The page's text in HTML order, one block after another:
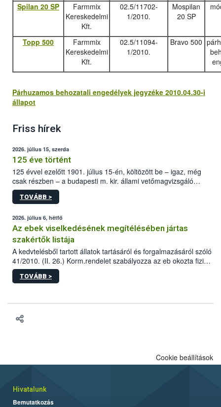
Spilan 20 SP
Farmmix
Kereskedelmi
Kft.
02.5/11702-
1/2010.
Mospilan
20 SP
Topp 500
Farmmix
Kereskedelmi
Kft.
02.5/11094-
1/2010.
Bravo 500
Párhuzamos behozatali engedélyek jegyzéke 2010.04.30-i
állapot
Friss hírek
2026. július 15, szerda
125 éve történt
125 évvel ezelőtt 1901. július 15-én, költözött be – igaz, még
csak részben – a budapesti m. kir. állami vetőmagvizsgáló
állomás a Kis Rókus utca 15. szám alatti, Czigler Győző által
tervezett új épületébe.
TOVÁBB >
2026. július 6, hétfő
Az ebek viselkedésének megítélésében jártas
szakértők listája
A kedvtelésből tartott állatok tartásáról és forgalmazásáról szóló
41/2010. (II. 26.) Korm.rendelet szabályozza az eb okozta fizikai
sérülés, illetve ennek veszélye keletkezésekor felmerülő
hatósági feladatokat, valamint a veszélyes eb tartását és annak
TOVÁBB >
Cookie beállítások
Hivatalunk
Bemutatkozás